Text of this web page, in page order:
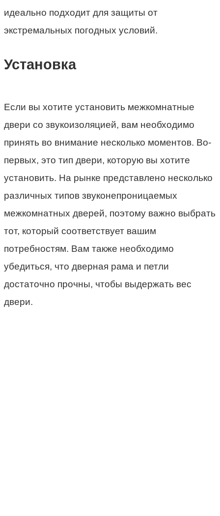
идеально подходит для защиты от
экстремальных погодных условий.
Установка
Если вы хотите установить межкомнатные
двери со звукоизоляцией, вам необходимо
принять во внимание несколько моментов. Во-
первых, это тип двери, которую вы хотите
установить. На рынке представлено несколько
различных типов звуконепроницаемых
межкомнатных дверей, поэтому важно выбрать
тот, который соответствует вашим
потребностям. Вам также необходимо
убедиться, что дверная рама и петли
достаточно прочны, чтобы выдержать вес
двери.